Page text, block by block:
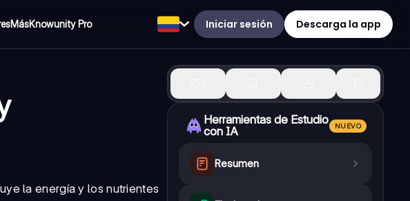
MásKnowunity Pro Iniciar sesión Descarga la app
la energía y los nutrientes
Herramientas de Estudio
con IA
NUEVO
Resumen